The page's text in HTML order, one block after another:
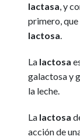
lactasa, y
primero, que
lactosa.
La lactosa
galactosa y
la leche.
La lactosa
acción de